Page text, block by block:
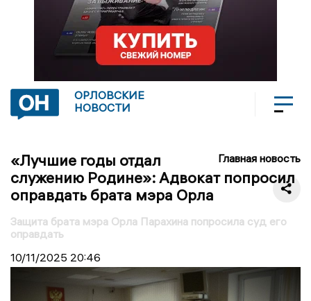
ОРЛОВСКИЕ
НОВОСТИ
Главная новость
«Лучшие годы отдал
служению Родине»: Адвокат попросил
оправдать брата мэра Орла
Защита брата мэра Орла Парахина попросила суд его
оправдать
10/11/2025 20:46